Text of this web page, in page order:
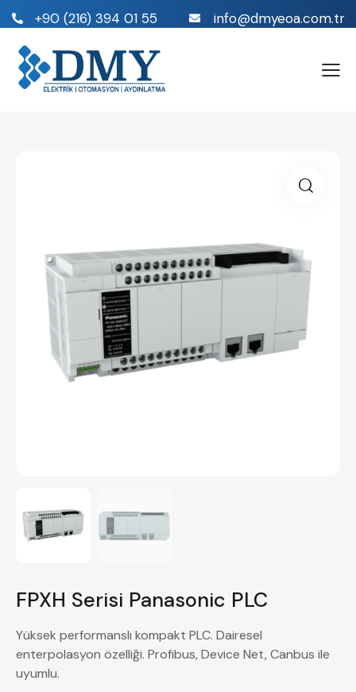
+90 (216) 394 01 55 info@dmyeoa.com.tr
FPXH Serisi Panasonic PLC
Yüksek performanslı kompakt PLC. Dairesel
enterpolasyon özelliği. Profibus, Device Net, Canbus ile
uyumlu.